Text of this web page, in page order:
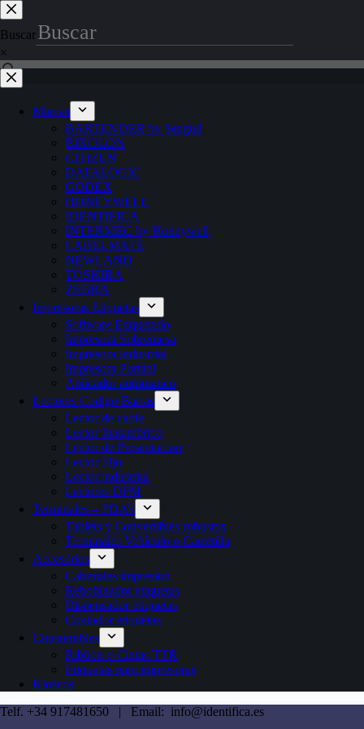
Saltar
al
contenido
Buscar
×
Marcas
BARTENDER by Seagull
BIXOLON
CITIZEN
DATALOGIC
GODEX
HONEYWELL
IDENTIFICA
INTERMEC by Honeywell
LABELMATE
NEWLAND
TOSHIBA
ZEBRA
Impresoras Etiquetas
Software Etiquetado
Impresora Sobremesa
Impresora industrial
Impresora Portátil
Aplicador automatico
Lectores Codigo Barras
Lector de cable
Lector Inalambrico
Lector de Presentacion
Lector Fijo
Lector industrial
Lectores DPM
Terminales – PDA’s
Tablets y Convertibles robustos
Terminales Vehículo o Carretilla
Accesorios
Cabezales impresion
Rebobinador etiquetas
Dispensador etiquetas
Contador etiquetas
Consumibles
Ribbon o Cintas TTR
Etiquetas para impresoras
Kioscos
Telf. +34 917481650 | Email: info@identifica.es